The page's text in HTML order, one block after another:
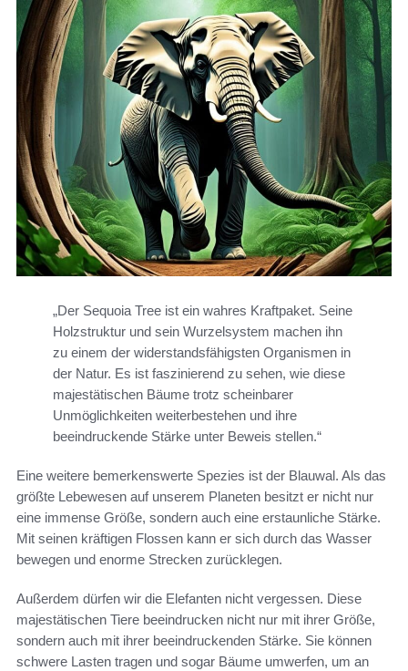
„Der Sequoia Tree ist ein wahres Kraftpaket. Seine
Holzstruktur und sein Wurzelsystem machen ihn
zu einem der widerstandsfähigsten Organismen in
der Natur. Es ist faszinierend zu sehen, wie diese
majestätischen Bäume trotz scheinbarer
Unmöglichkeiten weiterbestehen und ihre
beeindruckende Stärke unter Beweis stellen.“
Eine weitere bemerkenswerte Spezies ist der Blauwal. Als das
größte Lebewesen auf unserem Planeten besitzt er nicht nur
eine immense Größe, sondern auch eine erstaunliche Stärke.
Mit seinen kräftigen Flossen kann er sich durch das Wasser
bewegen und enorme Strecken zurücklegen.
Außerdem dürfen wir die Elefanten nicht vergessen. Diese
majestätischen Tiere beeindrucken nicht nur mit ihrer Größe,
sondern auch mit ihrer beeindruckenden Stärke. Sie können
schwere Lasten tragen und sogar Bäume umwerfen, um an